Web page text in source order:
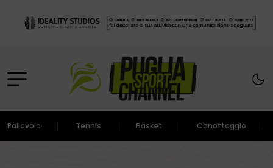
Pallavolo Tennis Basket Canottaggio